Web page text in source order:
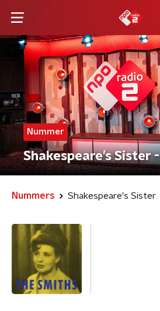
Nummer
Shakespeare's Sister
Nummers Shakespeare's Sister